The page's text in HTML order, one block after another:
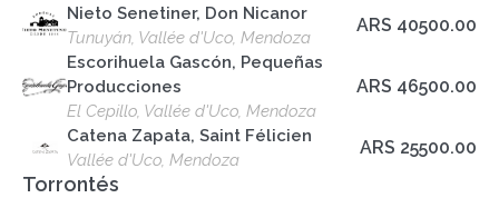
Nieto Senetiner, Don Nicanor
Tunuyán, Vallée d'Uco, Mendoza
ARS 40500.00
Escorihuela Gascón, Pequeñas
Producciones
El Cepillo, Vallée d'Uco, Mendoza
ARS 46500.00
Catena Zapata, Saint Félicien
Vallée d'Uco, Mendoza
ARS 25500.00
Torrontés